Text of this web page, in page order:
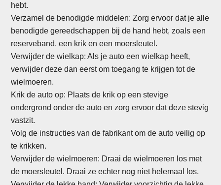
hebt.
Verzamel de benodigde middelen: Zorg ervoor dat je alle
benodigde gereedschappen bij de hand hebt, zoals een
reserveband, een krik en een moersleutel.
Verwijder de wielkap: Als je auto een wielkap heeft,
verwijder deze dan eerst om toegang te krijgen tot de
wielmoeren.
Krik de auto op: Plaats de krik op een stevige
ondergrond onder de auto en zorg ervoor dat deze stevig
vastzit.
Volg de instructies van de fabrikant om de auto veilig op
te krikken.
Verwijder de wielmoeren: Draai de wielmoeren los met
de moersleutel. Draai ze echter nog niet helemaal los.